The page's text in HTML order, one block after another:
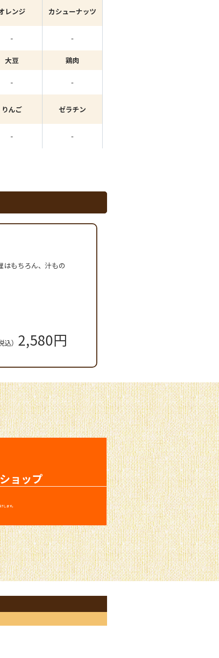
レンジ カシューナッツ
- -
大豆 鶏肉
- -
りんご ゼラチン
- -
はもちろん、汁もの
込） 2,580円
ョップ
します。